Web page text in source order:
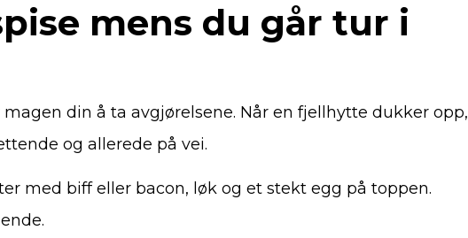
mens du går tur i
din å ta avgjørelsene. Når en fjellhytte dukker opp,
og allerede på vei.
med biff eller bacon, løk og et stekt egg på toppen.